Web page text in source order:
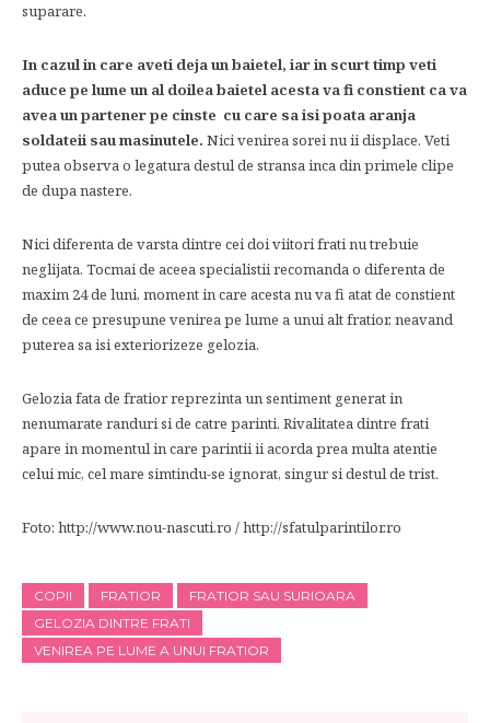
suparare.
In cazul in care aveti deja un baietel, iar in scurt timp veti
aduce pe lume un al doilea baietel acesta va fi constient ca va
avea un partener pe cinste cu care sa isi poata aranja
soldateii sau masinutele. Nici venirea sorei nu ii displace. Veti
putea observa o legatura destul de stransa inca din primele clipe
de dupa nastere.
Nici diferenta de varsta dintre cei doi viitori frati nu trebuie
neglijata. Tocmai de aceea specialistii recomanda o diferenta de
maxim 24 de luni, moment in care acesta nu va fi atat de constient
de ceea ce presupune venirea pe lume a unui alt fratior, neavand
puterea sa isi exteriorizeze gelozia.
Gelozia fata de fratior reprezinta un sentiment generat in
nenumarate randuri si de catre parinti. Rivalitatea dintre frati
apare in momentul in care parintii ii acorda prea multa atentie
celui mic, cel mare simtindu-se ignorat, singur si destul de trist.
Foto: http://www.nou-nascuti.ro / http://sfatulparintilor.ro
COPII FRATIOR
FRATIOR SAU SURIOARA
GELOZIA DINTRE FRATI
VENIREA PE LUME A UNUI FRATIOR